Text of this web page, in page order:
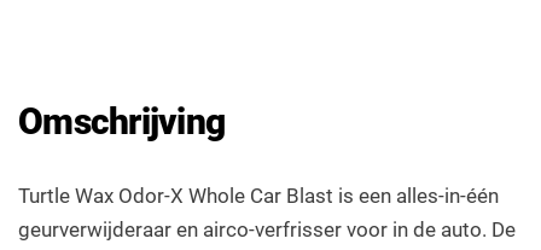
Omschrijving
Turtle Wax Odor-X Whole Car Blast is een alles-in-één
geurverwijderaar en airco-verfrisser voor in de auto. De